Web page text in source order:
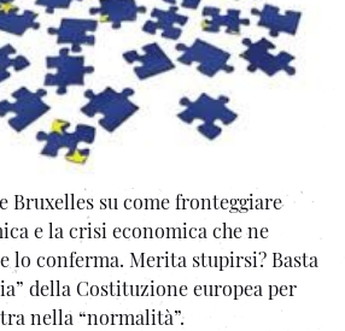
Bruxelles su come fronteggiare
e la crisi economica che ne
lo conferma. Merita stupirsi? Basta
della Costituzione europea per
nella “normalità”.